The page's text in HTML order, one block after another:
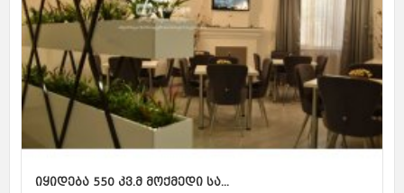
იყიდება 550 კვ.მ მოქმედი სა...